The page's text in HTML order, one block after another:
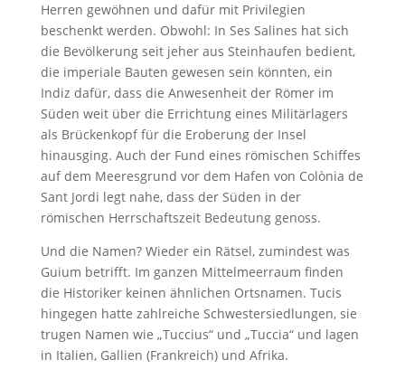
Herren gewöhnen und dafür mit Privilegien
beschenkt werden. Obwohl: In Ses Salines hat sich
die Bevölkerung seit jeher aus Steinhaufen bedient,
die imperiale Bauten gewesen sein könnten, ein
Indiz dafür, dass die Anwesenheit der Römer im
Süden weit über die Errichtung eines Militärlagers
als Brückenkopf für die Eroberung der Insel
hinausging. Auch der Fund eines römischen Schiffes
auf dem Meeresgrund vor dem Hafen von Colònia de
Sant Jordi legt nahe, dass der Süden in der
römischen Herrschaftszeit Bedeutung genoss.
Und die Namen? Wieder ein Rätsel, zumindest was
Guium betrifft. Im ganzen Mittelmeerraum finden
die Historiker keinen ähnlichen Ortsnamen. Tucis
hingegen hatte zahlreiche Schwestersiedlungen, sie
trugen Namen wie „Tuccius“ und „Tuccia“ und lagen
in Italien, ­Gallien (Frankreich) und Afrika.